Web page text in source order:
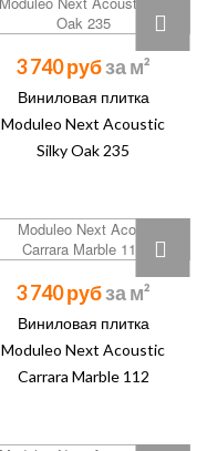
3 740 руб
Виниловая плитка
Moduleo Next Acoustic
Silky Oak 235
3 740 руб
Виниловая плитка
Moduleo Next Acoustic
Carrara Marble 112